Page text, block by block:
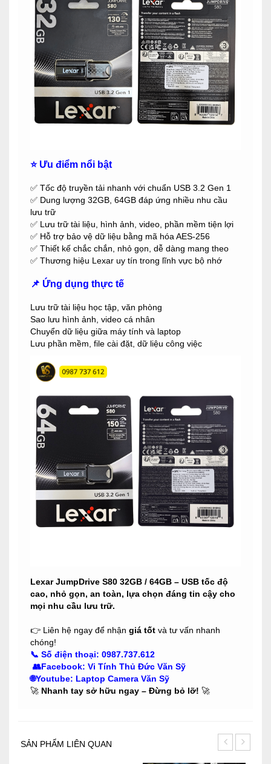
⭐ Ưu điểm nổi bật
✅ Tốc độ truyền tải nhanh với chuẩn USB 3.2 Gen 1
✅ Dung lượng 32GB, 64GB đáp ứng nhiều nhu cầu
lưu trữ
✅ Lưu trữ tài liệu, hình ảnh, video, phần mềm tiện lợi
✅ Hỗ trợ bảo vệ dữ liệu bằng mã hóa AES-256
✅ Thiết kế chắc chắn, nhỏ gọn, dễ dàng mang theo
✅ Thương hiệu Lexar uy tín trong lĩnh vực bộ nhớ
📌 Ứng dụng thực tế
Lưu trữ tài liệu học tập, văn phòng
Sao lưu hình ảnh, video cá nhân
Chuyển dữ liệu giữa máy tính và laptop
Lưu phần mềm, file cài đặt, dữ liệu công việc
Lexar JumpDrive S80 32GB / 64GB – USB tốc độ
cao, nhỏ gọn, an toàn, lựa chọn đáng tin cậy cho
mọi nhu cầu lưu trữ.
👉 Liên hệ ngay để nhận giá tốt và tư vấn nhanh
chóng!
📞 Số điện thoại: 0987.737.612
👥Facebook: Vi Tính Thủ Đức Văn Sỹ
🌐Youtube: Laptop Camera Văn Sỹ
🚀 Nhanh tay sở hữu ngay – Đừng bỏ lỡ! 🚀
SẢN PHẨM LIÊN QUAN